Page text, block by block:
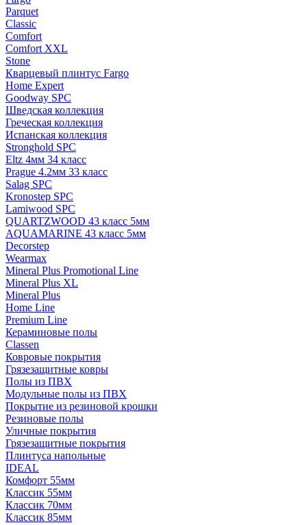
Parquet
Classic
Comfort
Comfort XXL
Stone
Кварцевый плинтус Fargo
Home Expert
Goodway SPC
Шведская коллекция
Греческая коллекция
Испанская коллекция
Stronghold SPC
Eltz 4мм 34 класс
Prague 4.2мм 33 класс
Salag SPC
Kronostep SPC
Lamiwood SPC
QUARTZWOOD 43 класс 5мм
AQUAMARINE 43 класс 5мм
Decorstep
Wearmax
Mineral Plus Promotional Line
Mineral Plus XL
Mineral Plus
Home Line
Premium Line
Кераминовые полы
Classen
Ковровые покрытия
Грязезащитные ковры
Полы из ПВХ
Модульные полы из ПВХ
Покрытие из резиновой крошки
Резиновые полы
Уличные покрытия
Грязезащитные покрытия
Плинтуса напольные
IDEAL
Комфорт 55мм
Классик 55мм
Классик 70мм
Классик 85мм